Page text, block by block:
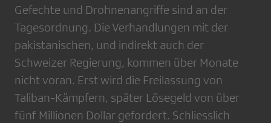
Gefechte und Drohnenangriffe sind an der
Tagesordnung. Die Verhandlungen mit der
pakistanischen, und indirekt auch der
Schweizer Regierung, kommen über Monate
nicht voran. Erst wird die Freilassung von
Taliban-Kämpfern, später Lösegeld von über
fünf Millionen Dollar gefordert. Schliesslich